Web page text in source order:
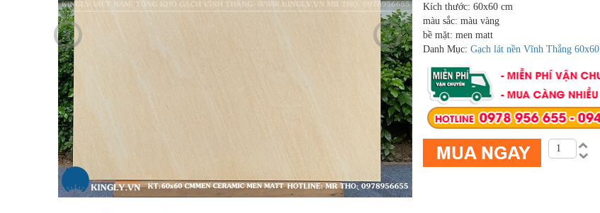
Kích thước: 60x60 cm
màu sắc: màu vàng
bề mặt: men matt
Danh Mục: Gạch lát nền Vĩnh Thắng 60x60